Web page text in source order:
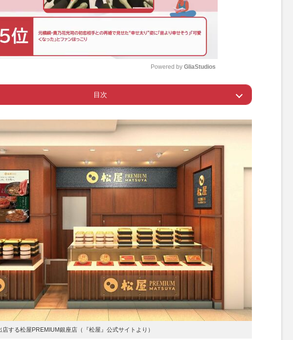
t
Powered by GliaStudios
目次
ー 松屋×松屋コラボが実現
店する松屋PREMIUM銀座店（『松屋』公式サイトより）